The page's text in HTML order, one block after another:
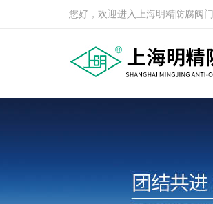
您好，欢迎进入上海明精防腐阀